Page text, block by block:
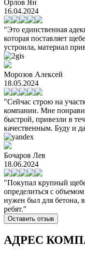
Орлов Ян
16.04.2024
"Это единственная
которая поставляет
устроила, материал
Морозов Алексей
18.05.2024
"Сейчас строю на
компании. Мне
быстрой, привезли в
качественным. Буду и
Бочаров Лев
18.06.2024
"Покупал крупный
определиться с
нужен был для бетона,
ребят."
Оставить отзыв
АДРЕС